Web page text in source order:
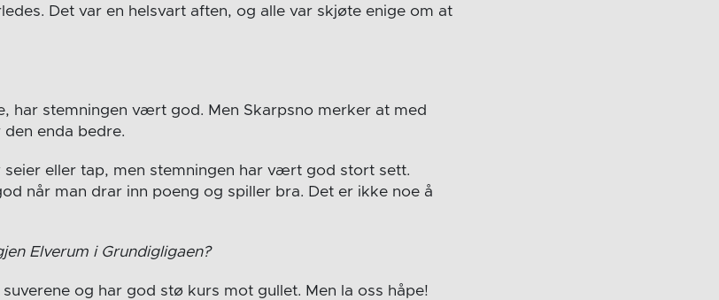
Det var en helsvart aften, og alle var skjøte enige om at
har stemningen vært god. Men Skarpsno merker at med
enda bedre.
seier eller tap, men stemningen har vært god stort sett.
når man drar inn poeng og spiller bra. Det er ikke noe å
Elverum i Grundigligaen?
og har god stø kurs mot gullet. Men la oss håpe!